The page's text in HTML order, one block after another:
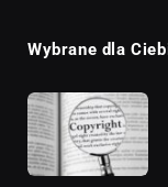
Wybrane dla